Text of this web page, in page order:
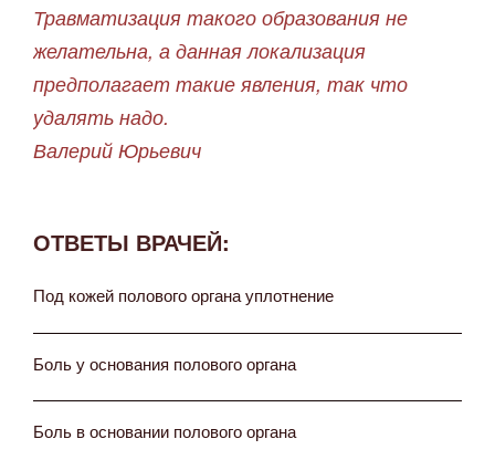
Травматизация такого образования не
желательна, а данная локализация
предполагает такие явления, так что
удалять надо.
Валерий Юрьевич
ОТВЕТЫ ВРАЧЕЙ:
Под кожей полового органа уплотнение
Боль у основания полового органа
Боль в основании полового органа